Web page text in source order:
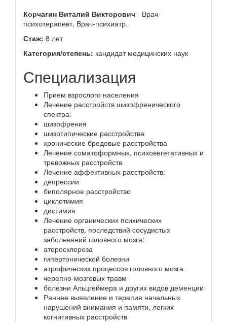
Корчагин Виталий Викторович - Врач-
психотерапевт, Врач-психиатр.
Стаж: 8 лет
Категория/степень: кандидат медицинских наук
Специализация
Прием взрослого населения
Лечение расстройств шизофренического
спектра:
шизофрения
шизотипические расстройства
хронические бредовые расстройства
Лечение соматоформных, психовегетативных и
тревожных расстройств
Лечение аффективных расстройств:
депрессии
биполярное расстройство
циклотимия
дистимия
Лечение органических психических
расстройств, последствий сосудистых
заболеваний головного мозга:
атеросклероза
гипертонической болезни
атрофических процессов головного мозга
черепно-мозговых травм
болезни Альцгеймера и других видов деменции
Раннее выявление и терапия начальных
нарушений внимания и памяти, легких
когнитивных расстройств